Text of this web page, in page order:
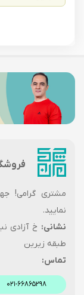
مشتری گرامی!
نمایید.
نشانی:
طبقه زیرین
تماس:
۰۲۱-۶۶۸۶۵۲۹۸